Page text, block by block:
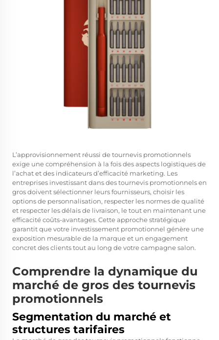
L’approvisionnement réussi de tournevis promotionnels
exige une compréhension à la fois des aspects logistiques de
l’achat et des indicateurs d’efficacité marketing. Les
entreprises investissant dans destournevis promotionnels en
grosdoivent sélectionner leurs fournisseurs, choisir les
options de personnalisation, respecter les normes de qualité
et respecter les délais de livraison, le tout en maintenant une
efficacité coûts-avantages. Cette approche stratégique
garantit que votre investissement promotionnel génère une
exposition mesurable de la marque et un engagement
concret des clients tout au long de votre campagne salon.
Comprendre la dynamique du
marché de gros des tournevis
promotionnels
Segmentation du marché et
structures tarifaires